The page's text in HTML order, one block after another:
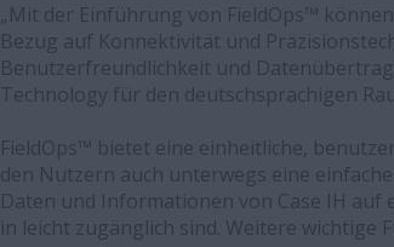
„Mit der Einführung von FieldOps™
Bezug auf Konnektivität und
Benutzerfreundlichkeit und
Technology für den deutschsprachigen
FieldOps™ bietet eine einheitliche,
den Nutzern auch unterwegs eine
Daten und Informationen von Case IH
in leicht zugänglich sind. Weitere wichtige